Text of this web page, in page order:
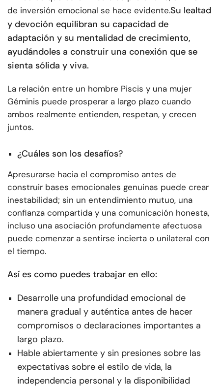
de inversión emocional se hace evidente.Su lealtad
y devoción equilibran su capacidad de
adaptación y su mentalidad de crecimiento,
ayudándoles a construir una conexión que se
sienta sólida y viva.
La relación entre un hombre Piscis y una mujer
Géminis puede prosperar a largo plazo cuando
ambos realmente entienden, respetan, y crecen
juntos.
¿Cuáles son los desafíos?
Apresurarse hacia el compromiso antes de
construir bases emocionales genuinas puede crear
inestabilidad; sin un entendimiento mutuo, una
confianza compartida y una comunicación honesta,
incluso una asociación profundamente afectuosa
puede comenzar a sentirse incierta o unilateral con
el tiempo.
Así es como puedes trabajar en ello:
Desarrolle una profundidad emocional de
manera gradual y auténtica antes de hacer
compromisos o declaraciones importantes a
largo plazo.
Hable abiertamente y sin presiones sobre las
expectativas sobre el estilo de vida, la
independencia personal y la disponibilidad